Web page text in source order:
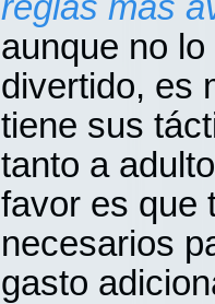
aunque no
divertido, es
tiene sus
tanto a
favor es que
necesarios
gasto